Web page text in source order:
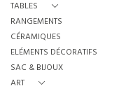
TABLES
RANGEMENTS
CÉRAMIQUES
ELÉMENTS DÉCORATIFS
SAC & BIJOUX
ART